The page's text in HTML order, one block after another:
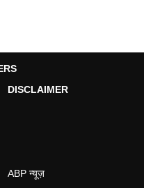
DISCLAIMER
ABP न्यूज़